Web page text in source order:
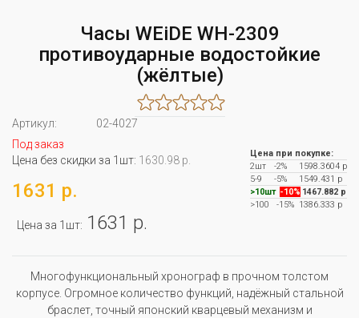
Часы WEiDE WH-2309
противоударные водостойкие
(жёлтые)
Артикул:
02-4027
Под заказ
Цена без скидки за 1шт: 1630.98 р.
1631 р.
Цена за 1шт: 1631 р.
Цена при покупке:
2шт
-2%
1598.3604 р
5-9
-5%
1549.431 р
>10шт -10% 1467.882 р
>100
-15% 1386.333 р
Многофункциональный хронограф в прочном толстом
корпусе. Огромное количество функций, надёжный стальной
браслет, точный японский кварцевый механизм и